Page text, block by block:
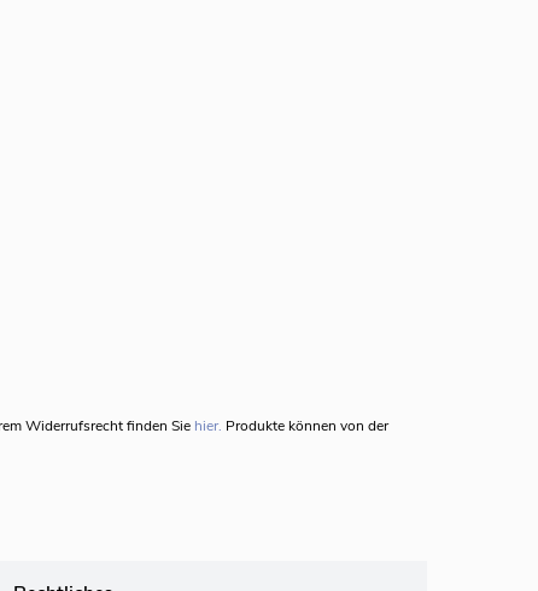
Widerrufsrecht finden Sie hier. Produkte können von der